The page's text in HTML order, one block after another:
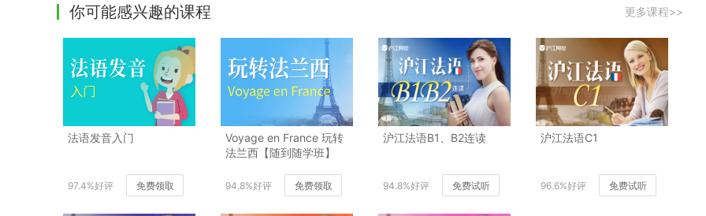
你可能感兴趣的课程 更多课程>>
法语发音入门
97.4%好评 免费领取
Voyage en France 玩转
法兰西【随到随学班】
94.8%好评 免费领取
沪江法语B1、B2连读
94.8%好评 免费试听
沪江法语C1
96.6%好评 免费试听